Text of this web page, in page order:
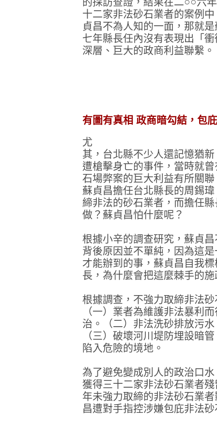
十二家非法砂石業者的案例
貞昌不為人知的一面，那就
七年縣長任內沒有表現出「
深層、巨大的政商利益聯繫。
有圖有真相 政商暗勾結，包
尤
其，台北縣不少人還記憶猶
遭槍擊身亡的事件，當時就
石場弊案的巨大利益有所關
蘇貞昌擔任台北縣長的周錫
締非法的砂石業者，而擔任
做？蘇貞昌怕什麼呢？
根據小辛的調查研究，蘇貞
背後原因並不單純，因為這
才能辦到的事，蘇貞昌自我
長，為什麼會把這麼棘手的
根據調查，不強力取締非法
（一）業者為維護非法暴利
治。（二）非法洗砂排放污
（三）破壞河川堤防埋設暗
陷入危險的境地。
為了避免變成別人的政治口
獲得三十二家非法砂石業者
年未強力取締的非法砂石業
昌遭對手指控涉嫌包庇非法